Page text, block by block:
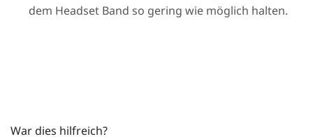
dem Headset Band so gering wie möglich halten.
War dies hilfreich?